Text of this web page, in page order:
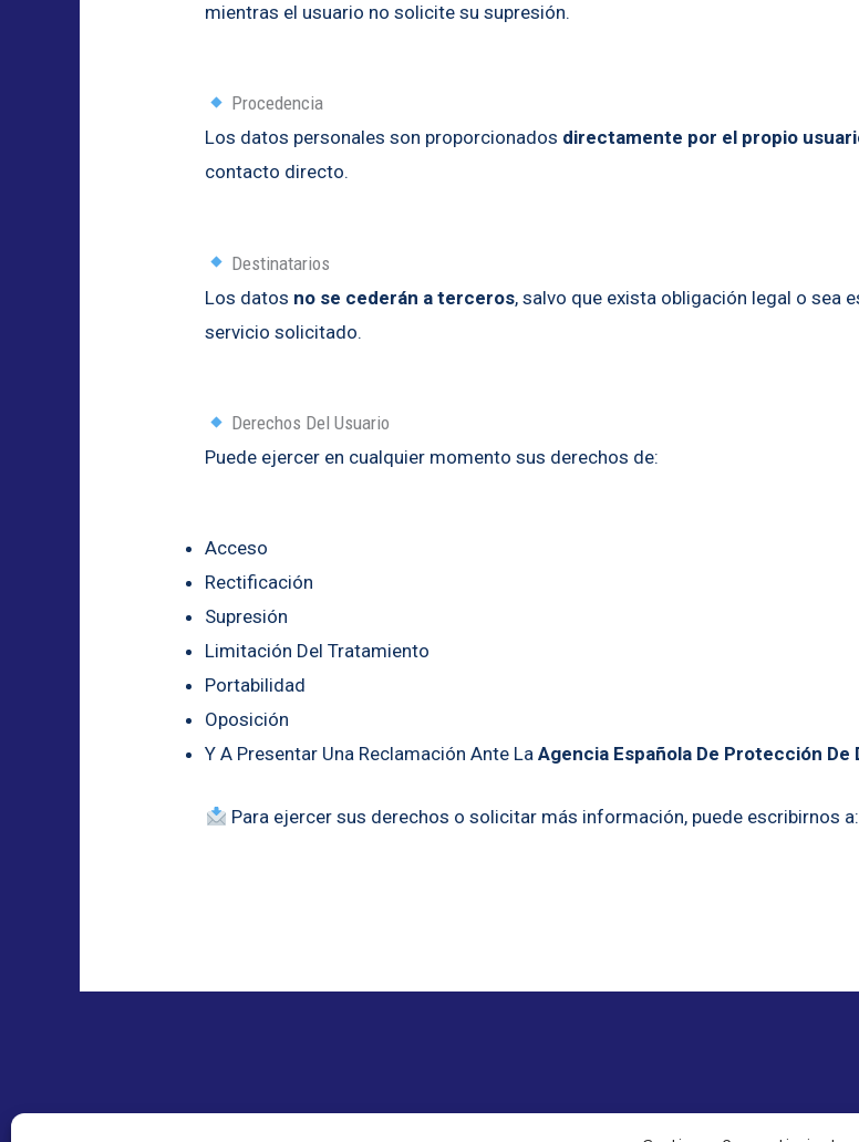
mientras el usuario no solicite su supresión.
Procedencia
Los datos personales son proporcionados directamente por el propio
contacto directo.
Destinatarios
Los datos no se cederán a terceros, salvo que exista obligación legal o sea
servicio solicitado.
Derechos Del Usuario
Puede ejercer en cualquier momento sus derechos de:
Acceso
Rectificación
Supresión
Limitación Del Tratamiento
Portabilidad
Oposición
Y A Presentar Una Reclamación Ante LaAgencia Española De Protección De
Para ejercer sus derechos o solicitar más información, puede escribirnos a: